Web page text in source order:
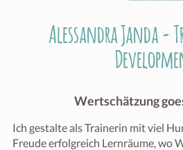
Alessandra Janda
Wertschätzung
Ich gestalte als Trainerin mit viel
Freude erfolgreich Lernräume, wo